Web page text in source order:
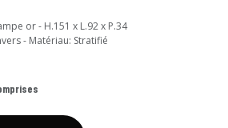
or - H.151 x L.92 x P.34
- Matériau: Stratifié